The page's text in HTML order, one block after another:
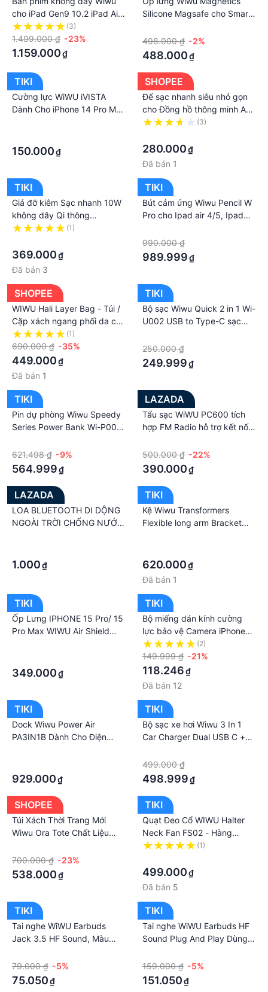
cho iPad Gen9 10.2 iPad Air
10.9 , iPad Pro 11&12.9 kèm
trackpad và led phím 7 màu
(3)
1.499.000 ₫ -23%
1.159.000₫
Silicone Magsafe cho Smart
silicone hút nam châm
Magsafe chính hãng
498.000 ₫ -2%
488.000₫
TIKI
Cường lực WiWU iVISTA
Dành Cho iPhone 14 Pro Max
150.000₫
SHOPEE
Đế sạc nhanh siêu nhỏ gọn
cho Đồng hồ thông minh AW
7 , 6 , 5 , 4 , SE , Series 1
M16
(3)
280.000₫
Đã bán 1
TIKI
Giá đỡ kiêm Sạc nhanh 10W
không dây Qi thông
minh trên xe hơi ô tô hiệu
nhanh cho điện thoại đạt
chuẩn Qi, sạc thông minh,
tự động - Hàng nhập khẩu
(1)
369.000₫
Đã bán 3
TIKI
Bút cảm ứng Wiwu Pencil W
Pro cho Ipad air 4/5, Ipad
chống xước màn hình, hỗ trợ
chống tỳ tay - Hàng chính
990.000 ₫
989.999₫
SHOPEE
WIWU Hali Layer Bag - Túi /
Cặp xách ngang phối da cao
cấp cho Laptop, Macbook
14 - 15.6 inch
(1)
690.000 ₫ -35%
449.000₫
Đã bán 1
TIKI
Bộ sạc Wiwu Quick 2 in 1 Wi-
U002 USB to Type-C sạc
minh bảo vệ an toàn sạc -
Hàng chính hãng
250.000 ₫
249.999₫
TIKI
Pin dự phòng Wiwu Speedy
Series Power Bank Wi-P001
dung lượng pin 20000mAh
với 3 cổng sạc nhanh cho
điện thoại - Hàng chính hãng
621.498 ₫ -9%
564.999₫
LAZADA
Tẩu sạc WiWU PC600 tích
hợp FM Radio hỗ trợ kết nối
ô tô,3 cổng sạc nhanh 36W
max
500.000 ₫ -22%
390.000₫
LAZADA
LOA BLUETOOTH DI DỘNG
NGOÀI TRỜI CHỐNG NƯỚC
1.000₫
TIKI
Kệ Wiwu Transformers
Flexible long arm Bracket
Thể Điều Chỉnh Theo Ý Muốn
- Hàng Chính Hãng
620.000₫
Đã bán 1
TIKI
Ốp Lưng IPHONE 15 Pro/ 15
Pro Max WIWU Air Shield
Không Dây ZKK-012 - Hàng
349.000₫
TIKI
Bộ miếng dán kính cường
lực bảo vệ Camera iPhone
14 Pro / 14 Pro Max hiệu
Wiwu Guard Lens Ring mang
lại khả năng chụp hình sắc
nét full HD - hàng nhập khẩu
(2)
149.999 ₫ -21%
118.246₫
Đã bán 12
TIKI
Dock Wiwu Power Air
PA3IN1B Dành Cho Điện
Minh 15W - Hàng Chính
929.000₫
TIKI
Bộ sạc xe hơi Wiwu 3 In 1
Car Charger Dual USB C +
sạc nhanh, hỗ trợ sạc 3 cổng
một lúc, thiết kế trong suốt -
Hàng chính hãng
499.000 ₫
498.999₫
SHOPEE
Túi Xách Thời Trang Mới
Wiwu Ora Tote Chất Liệu
Có Ngăn Đựng Lớn Dành
Cho Nữ
700.000 ₫ -23%
538.000₫
TIKI
Quạt Đeo Cổ WIWU Halter
Neck Fan FS02 - Hàng
Chính Hãng
(1)
499.000₫
Đã bán 5
TIKI
Tai nghe WiWU Earbuds
Jack 3.5 HF Sound, Màu
79.000 ₫ -5%
75.050₫
TIKI
Tai nghe WiWU Earbuds HF
Sound Plug And Play Dùng
Hàng Chính Hãng
159.000 ₫ -5%
151.050₫